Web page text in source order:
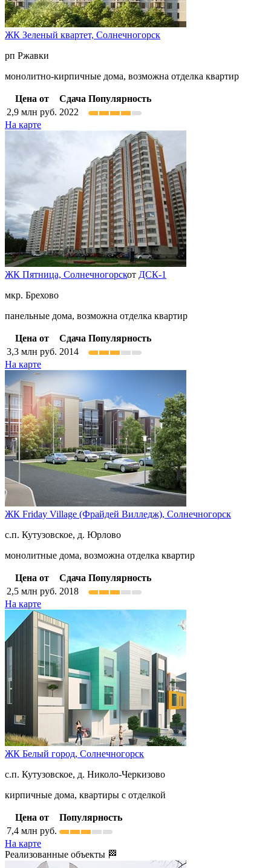
ЖК Зеленый квартет, Солнечногорск
рп Ржавки
монолитно-кирпичные дома, возможна отделка квартир
Цена от Сдача Популярность
2,9 млн руб. 2022
На карте
ЖК Пятница, Солнечногорскот ДСК-1
мкр. Брехово
панельные дома, возможна отделка квартир
Цена от Сдача Популярность
3,3 млн руб. 2014
На карте
ЖК Friday Village (Фрайдей Вилледж), Солнечногорск
с.п. Кутузовское, д. Юрлово
монолитные дома, возможна отделка квартир
Цена от Сдача Популярность
2,5 млн руб. 2018
На карте
ЖК Белый город, Солнечногорск
с.п. Кутузовское, д. Николо-Черкизово
кирпичные дома, квартиры с отделкой
Цена от
Популярность
7,4 млн руб.
На карте
Реализованные объекты 🏁